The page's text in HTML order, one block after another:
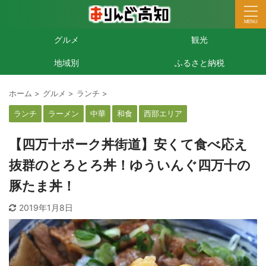
グルメ 観光
地域別 ふるさと納税
ホーム > グルメ > ランチ >
ランチ ラーメン 中華 和食 西部エリア
【四万十ポーク丼街道】安くて食べ応え
抜群のとろとろ丼！ゆういんぐ四万十の
豚たま丼！
2019年1月8日